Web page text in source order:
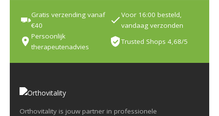
Gratis verzending vanaf
€40
Voor 16:00 besteld,
vandaag verzonden
Persoonlijk
therapeutenadvies
Trusted Shops 4,68/5
Orthovitality is jouw partner in professionele